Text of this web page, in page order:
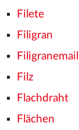
Filete
Filigran
Filigranemail
Filz
Flachdraht
Flächen